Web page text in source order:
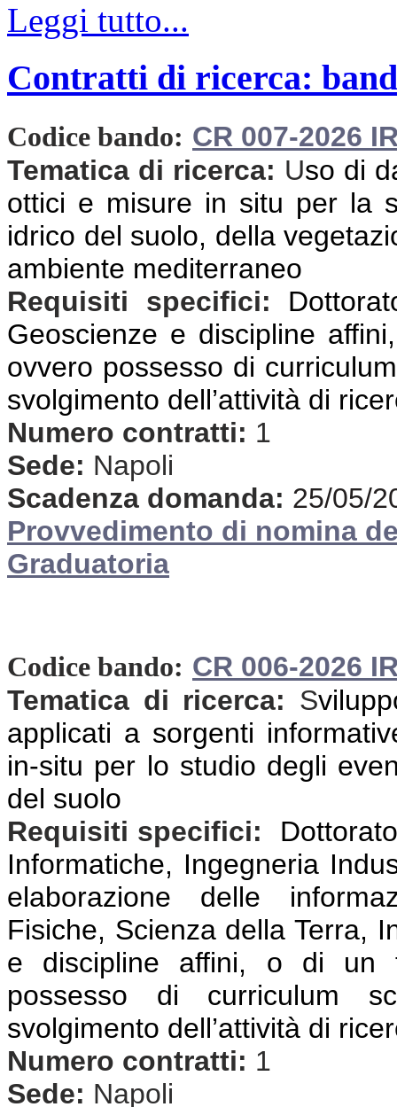
Leggi tutto...
Contratti di ricerca:
Codice bando: CR 007-2026
Tematica di ricerca: Uso di
ottici e misure in situ per la
idrico del suolo, della
ambiente mediterraneo
Requisiti specifici:
Geoscienze e discipline
ovvero possesso di
svolgimento dell’attività di
Numero contratti: 1
Sede: Napoli
Scadenza domanda: 25/05/
Provvedimento di nomina
Graduatoria
Codice bando: CR 006-2026
Tematica di ricerca: S
applicati a sorgenti
in-situ per lo studio degli
del suolo
Requisiti specifici:
Informatiche, Ingegneria
elaborazione delle
Fisiche, Scienza della Terra,
e discipline affini, o di un
possesso di curriculum
svolgimento dell’attività di
Numero contratti: 1
Sede: Napoli